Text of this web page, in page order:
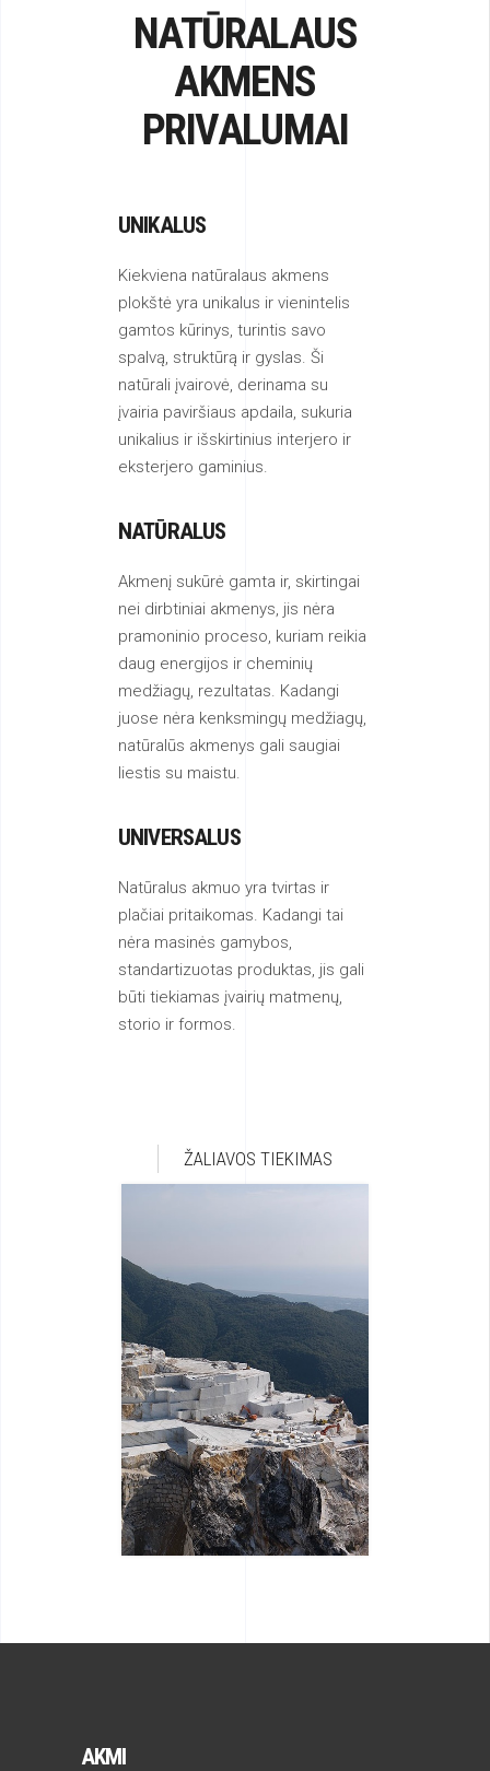
NATŪRALAUS
AKMENS
PRIVALUMAI
UNIKALUS
Kiekviena natūralaus akmens
plokštė yra unikalus ir vienintelis
gamtos kūrinys, turintis savo
spalvą, struktūrą ir gyslas. Ši
natūrali įvairovė, derinama su
įvairia paviršiaus apdaila, sukuria
unikalius ir išskirtinius interjero ir
eksterjero gaminius.
NATŪRALUS
Akmenį sukūrė gamta ir, skirtingai
nei dirbtiniai akmenys, jis nėra
pramoninio proceso, kuriam reikia
daug energijos ir cheminių
medžiagų, rezultatas. Kadangi
juose nėra kenksmingų medžiagų,
natūralūs akmenys gali saugiai
liestis su maistu.
UNIVERSALUS
Natūralus akmuo yra tvirtas ir
plačiai pritaikomas. Kadangi tai
nėra masinės gamybos,
standartizuotas produktas, jis gali
būti tiekiamas įvairių matmenų,
storio ir formos.
ŽALIAVOS TIEKIMAS
AKMI